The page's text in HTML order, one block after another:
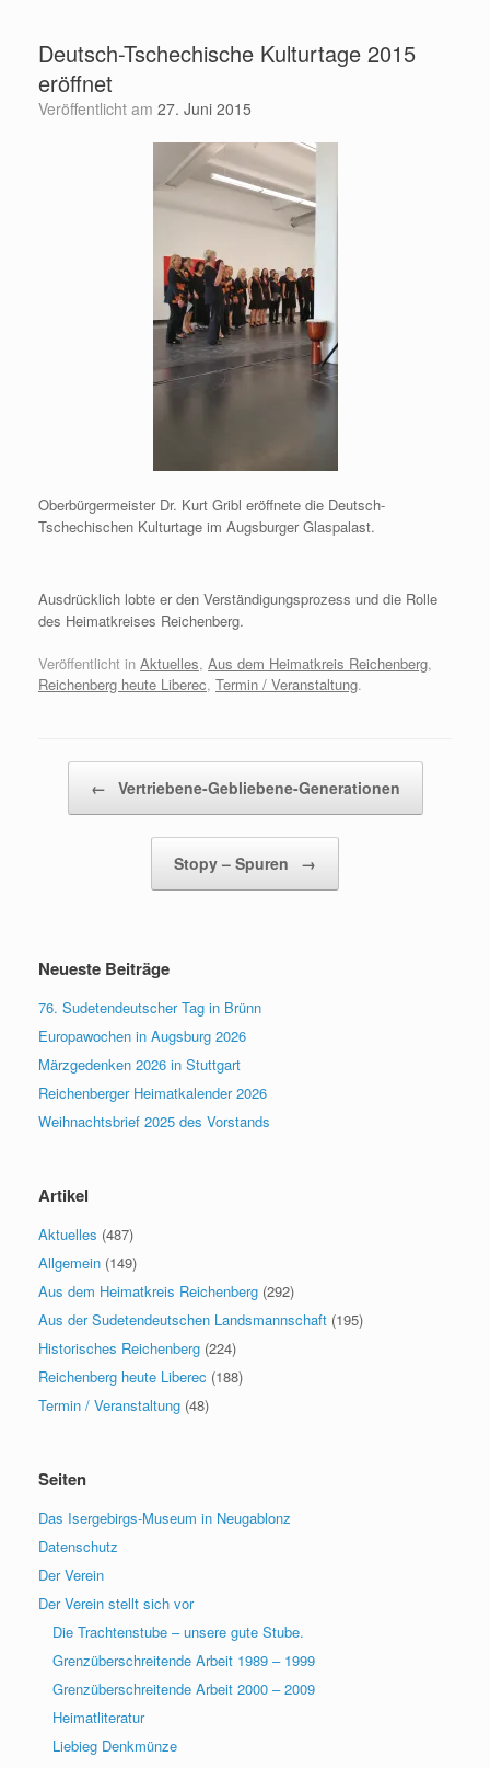
springenDeutsch-Tschechische Kulturtage 2015
eröffnet
Veröffentlicht am 27. Juni 2015
Oberbürgermeister Dr. Kurt Gribl eröffnete die Deutsch-
Tschechischen Kulturtage im Augsburger Glaspalast.
Ausdrücklich lobte er den Verständigungsprozess und die Rolle
des Heimatkreises Reichenberg.
Veröffentlicht in Aktuelles, Aus dem Heimatkreis Reichenberg,
Reichenberg heute Liberec, Termin / Veranstaltung.
← Vertriebene-Gebliebene-Generationen
Stopy – Spuren →
Neueste Beiträge
76. Sudetendeutscher Tag in Brünn
Europawochen in Augsburg 2026
Märzgedenken 2026 in Stuttgart
Reichenberger Heimatkalender 2026
Weihnachtsbrief 2025 des Vorstands
Artikel
Aktuelles (487)
Allgemein (149)
Aus dem Heimatkreis Reichenberg (292)
Aus der Sudetendeutschen Landsmannschaft (195)
Historisches Reichenberg (224)
Reichenberg heute Liberec (188)
Termin / Veranstaltung (48)
Seiten
Das Isergebirgs-Museum in Neugablonz
Datenschutz
Der Verein
Der Verein stellt sich vor
Die Trachtenstube – unsere gute Stube.
Grenzüberschreitende Arbeit 1989 – 1999
Grenzüberschreitende Arbeit 2000 – 2009
Heimatliteratur
Liebieg Denkmünze